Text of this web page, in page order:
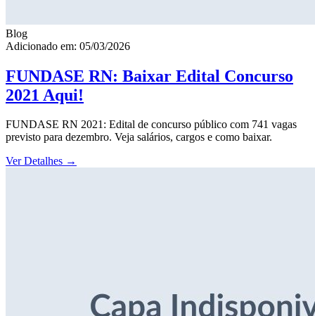
Blog
Adicionado em: 05/03/2026
FUNDASE RN: Baixar Edital Concurso
2021 Aqui!
FUNDASE RN 2021: Edital de concurso público com 741 vagas
previsto para dezembro. Veja salários, cargos e como baixar.
Ver Detalhes →